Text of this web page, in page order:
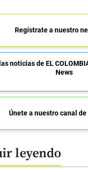
Regístrate a nuestro
noticias de EL
News
Únete a nuestro canal
leyendo